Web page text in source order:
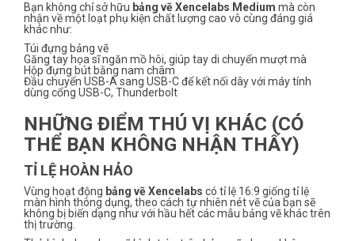
Bạn không chỉ sở hữu bảng vẽ Xencelabs Medium mà còn
nhận về một loạt phụ kiện chất lượng cao vô cùng đáng giá
khác như:
Túi đựng bảng vẽ
Găng tay họa sĩ ngăn mồ hôi, giúp tay di chuyển mượt mà
Hộp đựng bút bằng nam châm
Đầu chuyển USB-A sang USB-C để kết nối dây với máy tính
dùng cổng USB-C, Thunderbolt
NHỮNG ĐIỂM THÚ VỊ KHÁC (CÓ
THỂ BẠN KHÔNG NHẬN THẤY)
TỈ LỆ HOÀN HẢO
Vùng hoạt động bảng vẽ Xencelabs có tỉ lệ 16:9 giống tỉ lệ
màn hình thông dụng, theo cách tự nhiên nét vẽ của bạn sẽ
không bị biến dạng như với hầu hết các mẫu bảng vẽ khác trên
thị trường.